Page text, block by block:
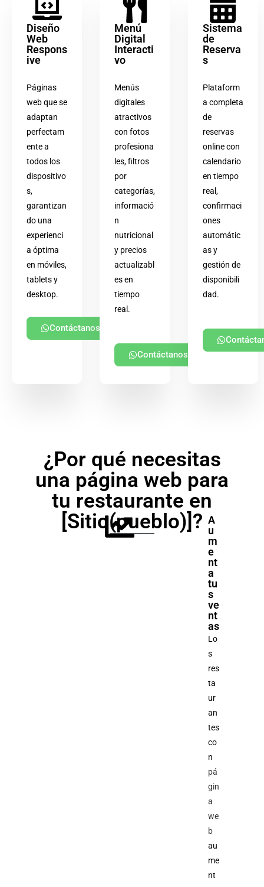
Diseño
Web
Respons
ive
Páginas
web que se
adaptan
perfectam
ente a
todos los
dispositivo
s,
garantizan
do una
experienci
a óptima
en móviles,
tablets y
desktop.
Contáctanos
Menú
Digital
Interacti
vo
Menús
digitales
atractivos
con fotos
profesiona
les, filtros
por
categorías,
informació
n
nutricional
y precios
actualizabl
es en
tiempo
real.
Contáctanos
Sistema
de
Reserva
s
Plataform
a completa
de
reservas
online con
calendario
en tiempo
real,
confirmaci
ones
automátic
as y
gestión de
disponibili
dad.
¿Por qué necesitas
una página web para
tu restaurante en
[Sitio(pueblo)]? A
u
m
e
nt
a
tu
s
ve
nt
as
Lo
s
res
ta
ur
an
tes
co
n
pá
gin
a
we
b
au
me
nt